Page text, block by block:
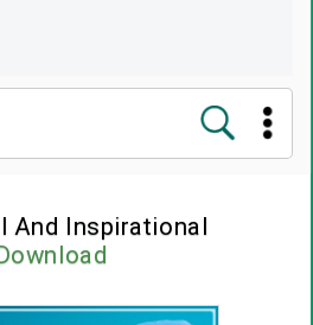
பொன்மொழிகள்
And Inspirational